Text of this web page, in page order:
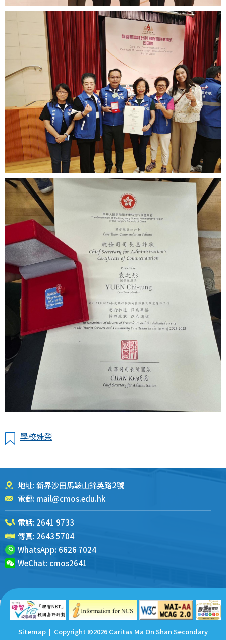
學校殊榮
地址: 新界沙田馬鞍山錦英路2號
電郵: mail@cmos.edu.hk
電話: 2641 9733
傳真: 2643 5704
WhatsApp: 6626 7024
WeChat: cmos2641
Sitemap | Copyright ©2026 Caritas Ma On Shan Secondary